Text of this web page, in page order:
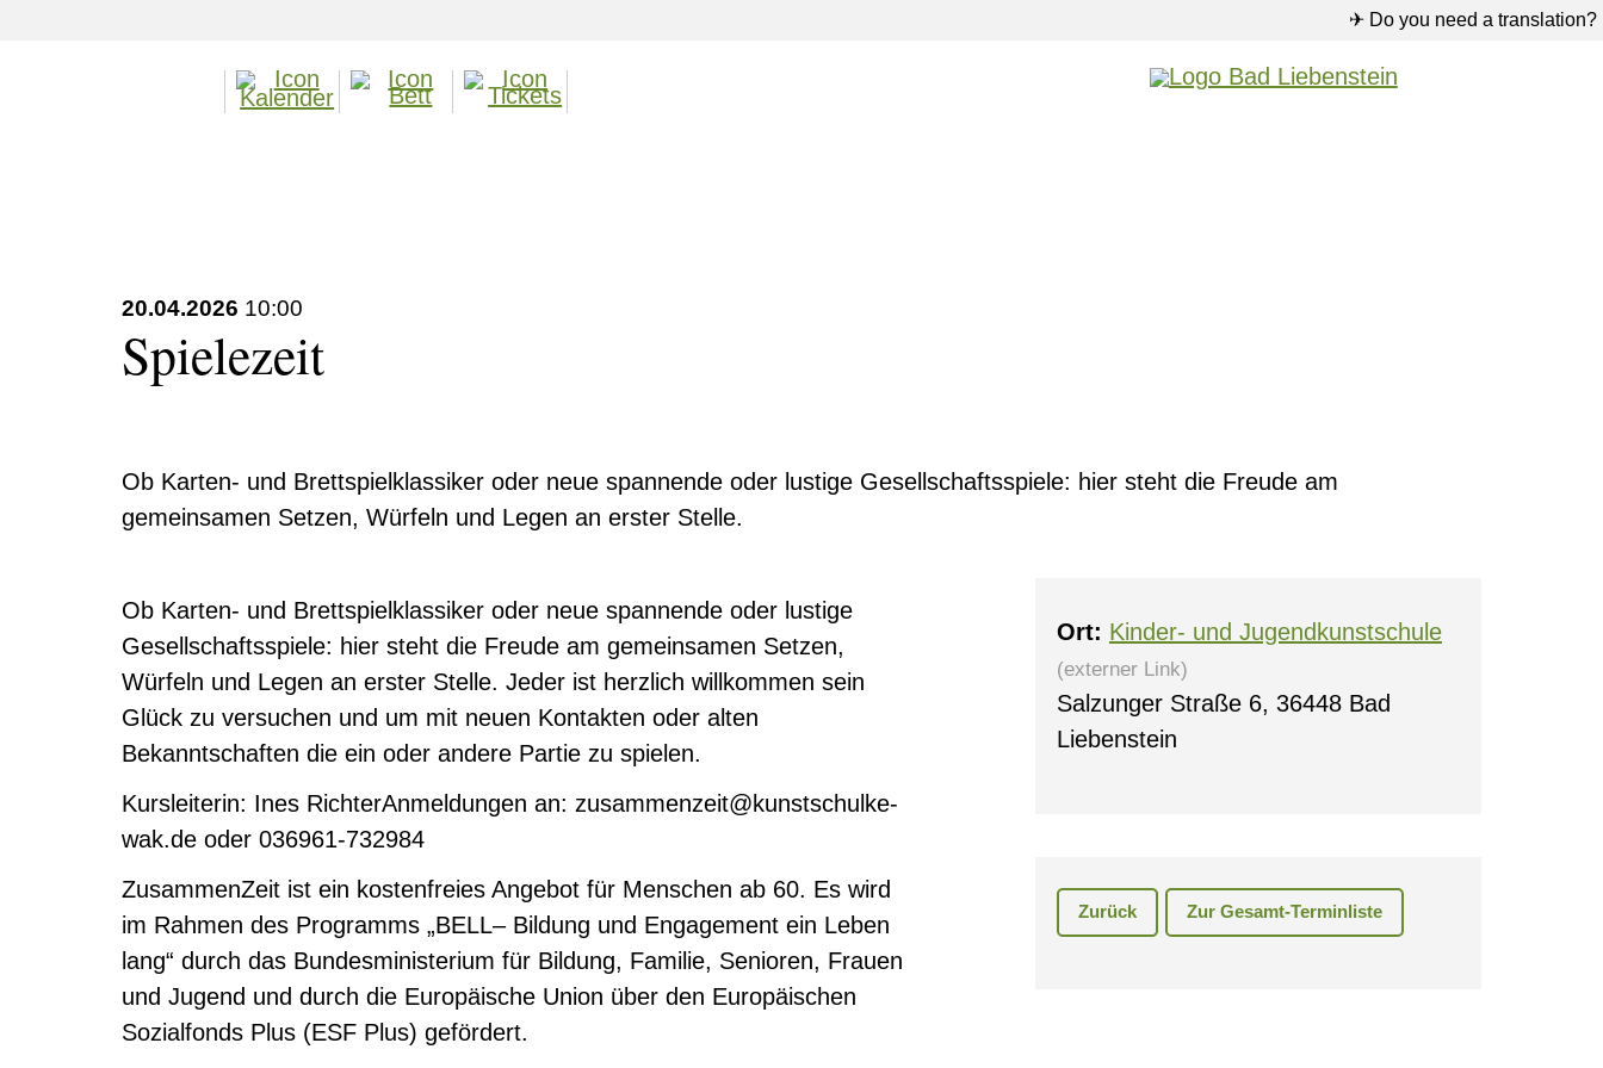
✈ Do you need a translation?
20.04.2026 10:00
Spielezeit
Ob Karten- und Brettspielklassiker oder neue spannende oder lustige Gesellschaftsspiele: hier steht die Freude am
gemeinsamen Setzen, Würfeln und Legen an erster Stelle.
Ob Karten- und Brettspielklassiker oder neue spannende oder lustige
Gesellschaftsspiele: hier steht die Freude am gemeinsamen Setzen,
Würfeln und Legen an erster Stelle. Jeder ist herzlich willkommen sein
Glück zu versuchen und um mit neuen Kontakten oder alten
Bekanntschaften die ein oder andere Partie zu spielen.
Kursleiterin: Ines RichterAnmeldungen an: zusammenzeit@kunstschulke-
wak.de oder 036961-732984
ZusammenZeit ist ein kostenfreies Angebot für Menschen ab 60. Es wird
im Rahmen des Programms „BELL– Bildung und Engagement ein Leben
lang“ durch das Bundesministerium für Bildung, Familie, Senioren, Frauen
und Jugend und durch die Europäische Union über den Europäischen
Sozialfonds Plus (ESF Plus) gefördert.
Ort: Kinder- und Jugendkunstschule
(externer Link)
Salzunger Straße 6, 36448 Bad
Liebenstein
Zurück Zur Gesamt-Terminliste